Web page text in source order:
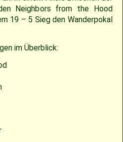
Neighbors from the Hood
19 – 5 Sieg den Wanderpokal
im Überblick: